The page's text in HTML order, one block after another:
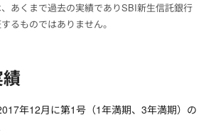
あくまで過去の実績でありSBI新生信託銀行
るものではありません。
年12月に第1号（1年満期、3年満期）の